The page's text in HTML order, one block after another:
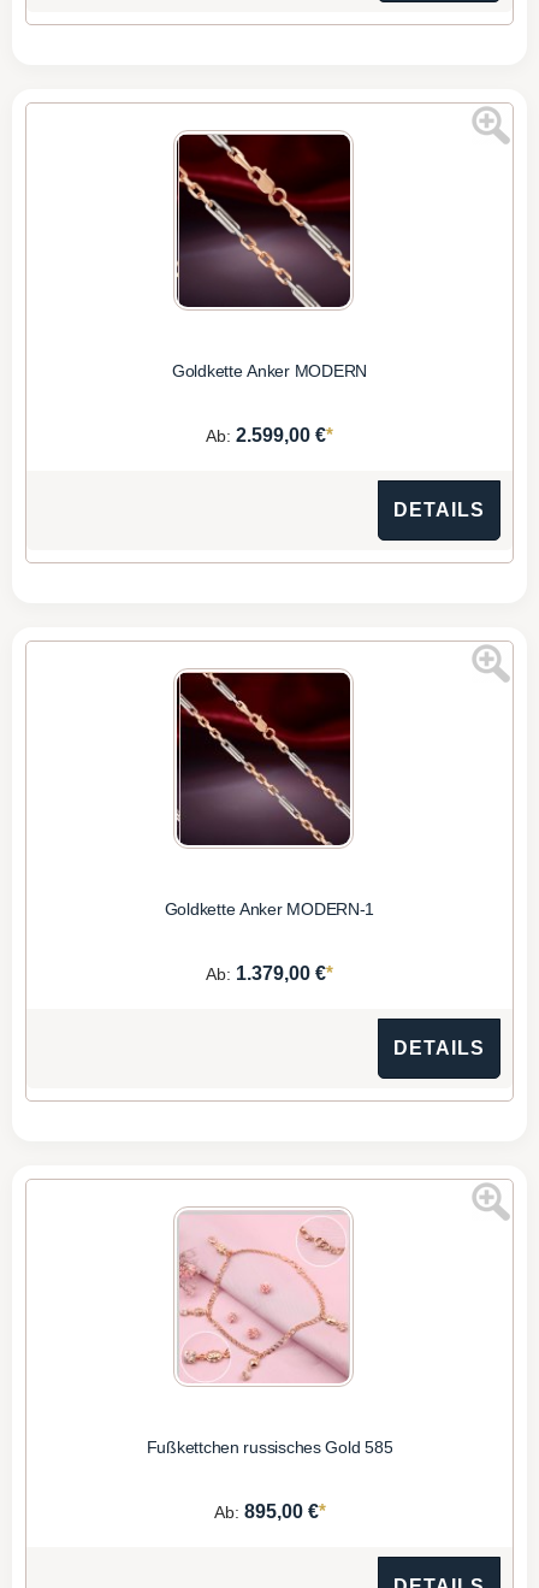
Goldkette Anker MODERN
Ab: 2.599,00 €*
DETAILS
Goldkette Anker MODERN-1
Ab: 1.379,00 €*
DETAILS
Fußkettchen russisches Gold 585
Ab: 895,00 €*